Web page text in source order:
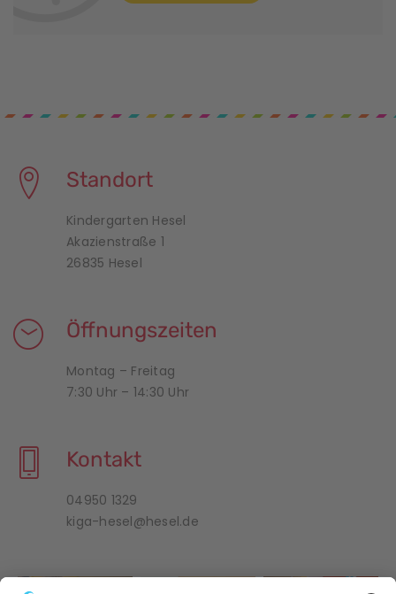
i
n
Standort
Kindergarten Hesel
Akazienstraße 1
26835 Hesel
Öffnungszeiten
Montag – Freitag
7:30 Uhr – 14:30 Uhr
Kontakt
04950 1329
kiga-hesel@hesel.de